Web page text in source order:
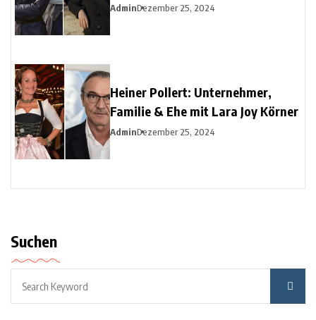
AdminDezember 25, 2024
Heiner Pollert: Unternehmer,
Familie & Ehe mit Lara Joy Körner
AdminDezember 25, 2024
Suchen